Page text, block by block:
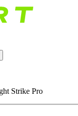
Strike Pro